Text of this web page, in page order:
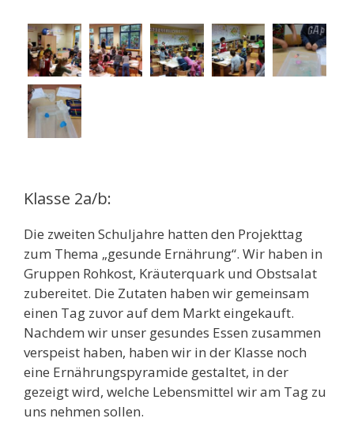
Klasse 2a/b:
Die zweiten Schuljahre hatten den Projekttag
zum Thema „gesunde Ernährung“. Wir haben in
Gruppen Rohkost, Kräuterquark und Obstsalat
zubereitet. Die Zutaten haben wir gemeinsam
einen Tag zuvor auf dem Markt eingekauft.
Nachdem wir unser gesundes Essen zusammen
verspeist haben, haben wir in der Klasse noch
eine Ernährungspyramide gestaltet, in der
gezeigt wird, welche Lebensmittel wir am Tag zu
uns nehmen sollen.